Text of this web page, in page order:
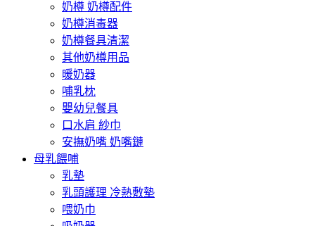
奶樽 奶樽配件
奶樽消毒器
奶樽餐具清潔
其他奶樽用品
暖奶器
哺乳枕
嬰幼兒餐具
口水肩 紗巾
安撫奶嘴 奶嘴鏈
母乳餵哺
乳墊
乳頭護理 冷熱敷墊
喂奶巾